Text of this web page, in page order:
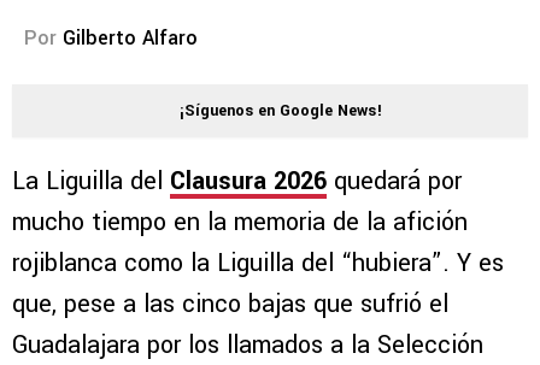
Por Gilberto Alfaro
¡Síguenos en Google News!
La Liguilla del Clausura 2026 quedará por
mucho tiempo en la memoria de la afición
rojiblanca como la Liguilla del “hubiera”. Y es
que, pese a las cinco bajas que sufrió el
Guadalajara por los llamados a la Selección